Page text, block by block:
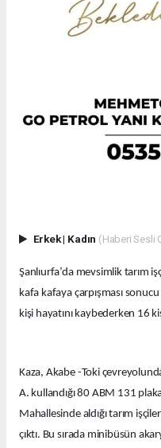
Erkek| Kadın (Haberi Sesli
Şanlıurfa’da mevsimlik tarım
kafa kafaya çarpışması
kişi hayatını kaybederken 16
Kaza, Akabe -Toki
A. kullandığı 80 ABM 131
Mahallesinde aldığı tarım
çıktı. Bu sırada minibüsün